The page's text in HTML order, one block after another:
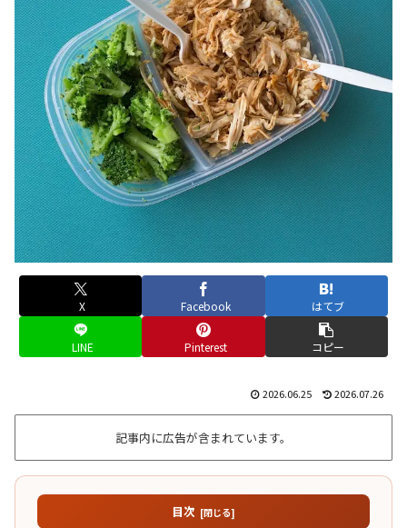
X Facebook はてブ
LINE Pinterest コピー
2026.06.25 2026.07.26
記事内に広告が含まれています。
目次